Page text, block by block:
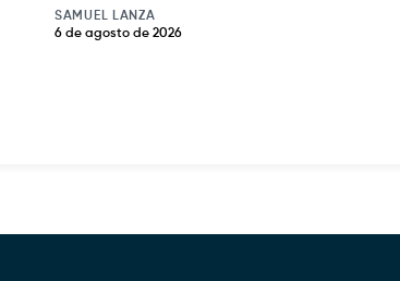
SAMUEL LANZA
6 de agosto de 2026